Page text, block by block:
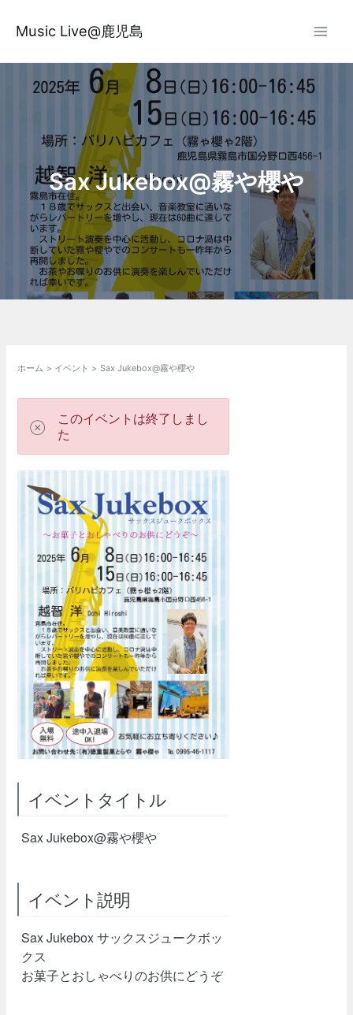
ス
Music Live@鹿児島
Sax Jukebox@霧や櫻や
ホーム イベント Sax Jukebox@霧や櫻や
このイベントは終了しまし
た
イベントタイトル
Sax Jukebox@霧や櫻や
イベント説明
Sax Jukebox サックスジュークボッ
クス
お菓子とおしゃべりのお供にどうぞ